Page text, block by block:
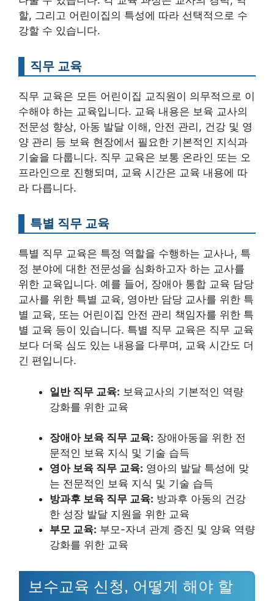
할, 그리고 어린이집의 특성에 따라 선택적으로 수
강할 수 있습니다.
직무 교육
직무 교육은 모든 어린이집 교직원이 의무적으로 이
수해야 하는 교육입니다. 교육 내용은 보육 교사의
전문성 향상, 아동 발달 이해, 안전 관리, 건강 및 영
양 관리 등 보육 현장에서 필요한 기본적인 지식과
기술을 다룹니다. 직무 교육은 보통 온라인 또는 오
프라인으로 진행되며, 교육 시간은 교육 내용에 따
라 다릅니다.
특별 직무 교육
특별 직무 교육은 특정 역할을 수행하는 교사나, 특
정 분야에 대한 전문성을 심화하고자 하는 교사를
위한 교육입니다. 예를 들어, 장애아 통합 교육 담당
교사를 위한 특별 교육, 영아반 담당 교사를 위한 특
별 교육, 또는 어린이집 안전 관리 책임자를 위한 특
별 교육 등이 있습니다. 특별 직무 교육은 직무 교육
보다 더욱 심도 있는 내용을 다루며, 교육 시간도 더
긴 편입니다.
일반 직무 교육: 보육교사의 기본적인 역량
강화를 위한 교육
장애아 보육 직무 교육: 장애아동을 위한 전
문적인 보육 지식 및 기술 습득
영아 보육 직무 교육: 영아의 발달 특성에 맞
는 전문적인 보육 지식 및 기술 습득
방과후 보육 직무 교육: 방과후 아동의 건강
한 성장 발달 지원을 위한 교육
부모 교육: 부모-자녀 관계 증진 및 양육 역량
강화를 위한 교육
보수교육 신청, 어떻게 해야 할